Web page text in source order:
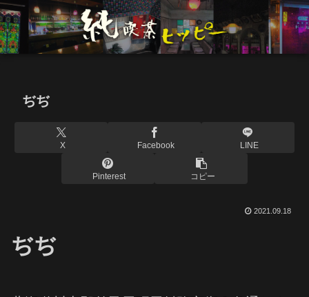
ぢぢ
X Facebook LINE
Pinterest コピー
2021.09.18
ぢぢ